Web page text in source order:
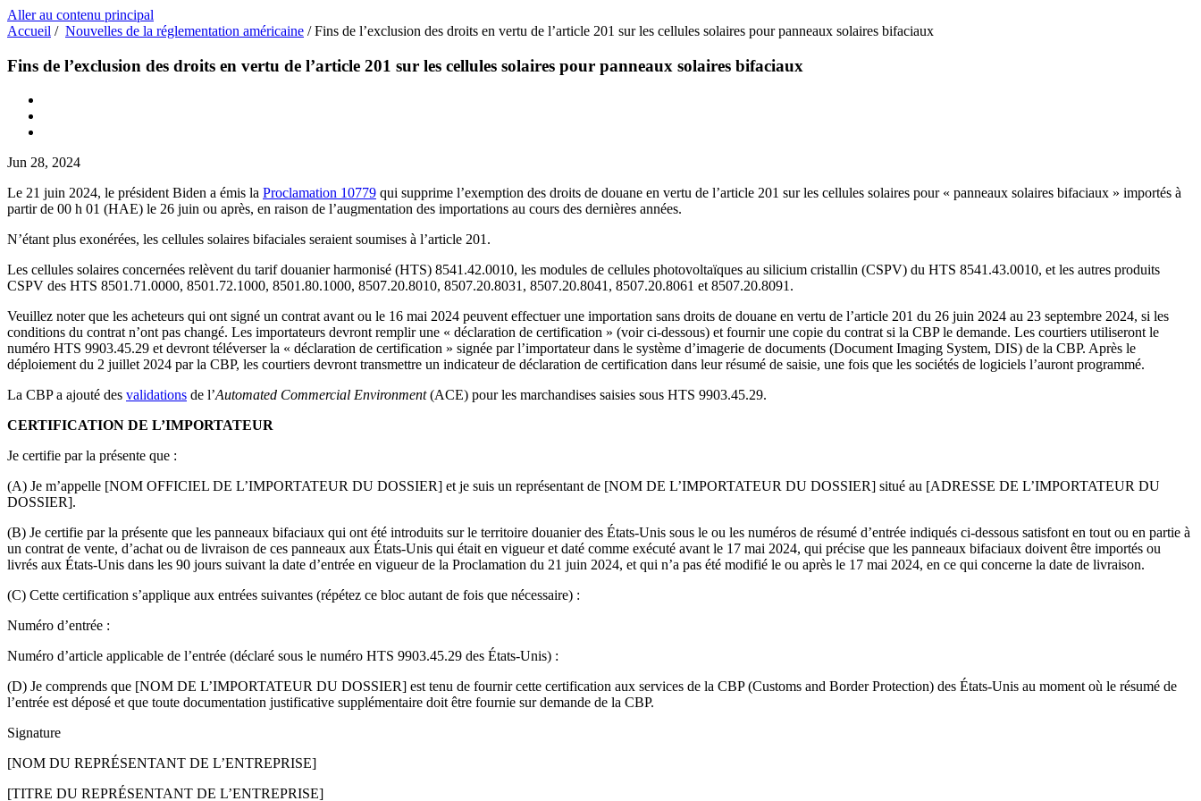
Aller au contenu principal
Accueil / Nouvelles de la réglementation américaine /Fins de l’exclusion des droits en vertu de l’article 201 sur les cellules solaires pour panneaux solaires bifaciaux
Fins de l’exclusion des droits en vertu de l’article 201 sur les cellules solaires pour panneaux solaires bifaciaux
Jun 28, 2024
Le 21 juin 2024, le président Biden a émis la Proclamation 10779 qui supprime l’exemption des droits de douane en vertu de l’article 201 sur les cellules solaires pour « panneaux solaires bifaciaux » importés à
partir de 00 h 01 (HAE) le 26 juin ou après, en raison de l’augmentation des importations au cours des dernières années.
N’étant plus exonérées, les cellules solaires bifaciales seraient soumises à l’article 201.
Les cellules solaires concernées relèvent du tarif douanier harmonisé (HTS) 8541.42.0010, les modules de cellules photovoltaïques au silicium cristallin (CSPV) du HTS 8541.43.0010, et les autres produits
CSPV des HTS 8501.71.0000, 8501.72.1000, 8501.80.1000, 8507.20.8010, 8507.20.8031, 8507.20.8041, 8507.20.8061 et 8507.20.8091.
Veuillez noter que les acheteurs qui ont signé un contrat avant ou le 16 mai 2024 peuvent effectuer une importation sans droits de douane en vertu de l’article 201 du 26 juin 2024 au 23 septembre 2024, si les
conditions du contrat n’ont pas changé. Les importateurs devront remplir une « déclaration de certification » (voir ci-dessous) et fournir une copie du contrat si la CBP le demande. Les courtiers utiliseront le
numéro HTS 9903.45.29 et devront téléverser la « déclaration de certification » signée par l’importateur dans le système d’imagerie de documents (Document Imaging System, DIS) de la CBP. Après le
déploiement du 2 juillet 2024 par la CBP, les courtiers devront transmettre un indicateur de déclaration de certification dans leur résumé de saisie, une fois que les sociétés de logiciels l’auront programmé.
La CBP a ajouté des validations de l’Automated Commercial Environment(ACE) pour les marchandises saisies sous HTS 9903.45.29.
CERTIFICATION DE L’IMPORTATEUR
Je certifie par la présente que :
(A) Je m’appelle [NOM OFFICIEL DE L’IMPORTATEUR DU DOSSIER] et je suis un représentant de [NOM DE L’IMPORTATEUR DU DOSSIER] situé au [ADRESSE DE L’IMPORTATEUR DU
DOSSIER].
(B) Je certifie par la présente que les panneaux bifaciaux qui ont été introduits sur le territoire douanier des États-Unis sous le ou les numéros de résumé d’entrée indiqués ci-dessous satisfont en tout ou en partie à
un contrat de vente, d’achat ou de livraison de ces panneaux aux États-Unis qui était en vigueur et daté comme exécuté avant le 17 mai 2024, qui précise que les panneaux bifaciaux doivent être importés ou
livrés aux États-Unis dans les 90 jours suivant la date d’entrée en vigueur de la Proclamation du 21 juin 2024, et qui n’a pas été modifié le ou après le 17 mai 2024, en ce qui concerne la date de livraison.
(C) Cette certification s’applique aux entrées suivantes (répétez ce bloc autant de fois que nécessaire) :
Numéro d’entrée :
Numéro d’article applicable de l’entrée (déclaré sous le numéro HTS 9903.45.29 des États-Unis) :
(D) Je comprends que [NOM DE L’IMPORTATEUR DU DOSSIER] est tenu de fournir cette certification aux services de la CBP (Customs and Border Protection) des États-Unis au moment où le résumé de
l’entrée est déposé et que toute documentation justificative supplémentaire doit être fournie sur demande de la CBP.
Signature
[NOM DU REPRÉSENTANT DE L’ENTREPRISE]
[TITRE DU REPRÉSENTANT DE L’ENTREPRISE]